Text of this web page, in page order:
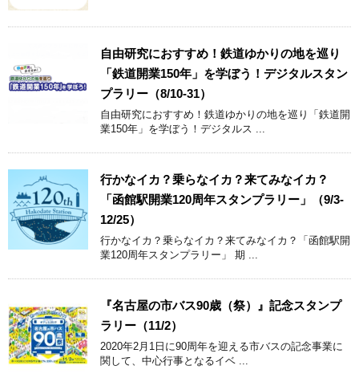
自由研究におすすめ！鉄道ゆかりの地を巡り
「鉄道開業150年」を学ぼう！デジタルスタン
プラリー（8/10-31）
自由研究におすすめ！鉄道ゆかりの地を巡り「鉄道開
業150年」を学ぼう！デジタルス ...
行かなイカ？乗らなイカ？来てみなイカ？
「函館駅開業120周年スタンプラリー」（9/3-
12/25）
行かなイカ？乗らなイカ？来てみなイカ？「函館駅開
業120周年スタンプラリー」 期 ...
『名古屋の市バス90歳（祭）』記念スタンプ
ラリー（11/2）
2020年2月1日に90周年を迎える市バスの記念事業に
関して、中心行事となるイベ ...